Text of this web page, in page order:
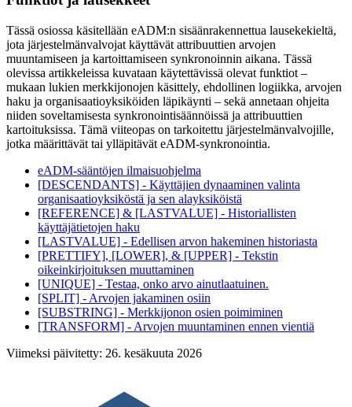
Tässä osiossa käsitellään eADM:n sisäänrakennettua lausekekieltä,
jota järjestelmänvalvojat käyttävät attribuuttien arvojen
muuntamiseen ja kartoittamiseen synkronoinnin aikana. Tässä
olevissa artikkeleissa kuvataan käytettävissä olevat funktiot –
mukaan lukien merkkijonojen käsittely, ehdollinen logiikka, arvojen
haku ja organisaatioyksiköiden läpikäynti – sekä annetaan ohjeita
niiden soveltamisesta synkronointisäännöissä ja attribuuttien
kartoituksissa. Tämä viiteopas on tarkoitettu järjestelmänvalvojille,
jotka määrittävät tai ylläpitävät eADM-synkronointia.
eADM-sääntöjen ilmaisuohjelma
[DESCENDANTS] - Käyttäjien dynaaminen valinta
organisaatioyksiköstä ja sen alayksiköistä
[REFERENCE] & [LASTVALUE] - Historiallisten
käyttäjätietojen haku
[LASTVALUE] - Edellisen arvon hakeminen historiasta
[PRETTIFY], [LOWER], & [UPPER] - Tekstin
oikeinkirjoituksen muuttaminen
[UNIQUE] - Testaa, onko arvo ainutlaatuinen.
[SPLIT] - Arvojen jakaminen osiin
[SUBSTRING] - Merkkijonon osien poimiminen
[TRANSFORM] - Arvojen muuntaminen ennen vientiä
Viimeksi päivitetty: 26. kesäkuuta 2026